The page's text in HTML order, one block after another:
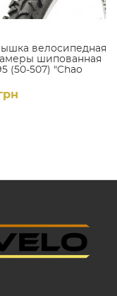
велосипедная
шипованная
(50-507) "Chao